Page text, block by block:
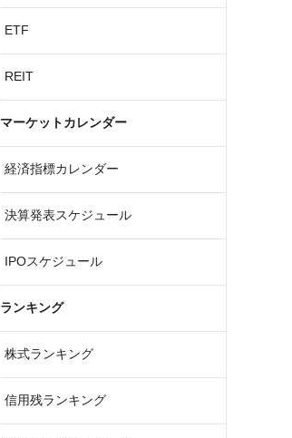
ETF
REIT
マーケットカレンダー
経済指標カレンダー
決算発表スケジュール
IPOスケジュール
ランキング
株式ランキング
信用残ランキング